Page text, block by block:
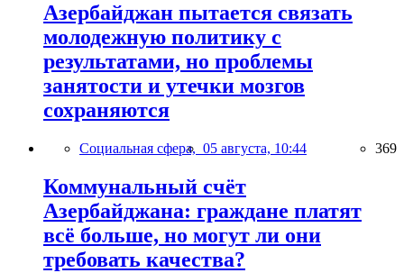
Азербайджан пытается связать
молодежную политику с
результатами, но проблемы
занятости и утечки мозгов
сохраняются
Социальная сфера, 05 августа, 10:44 369
Коммунальный счёт
Азербайджана: граждане платят
всё больше, но могут ли они
требовать качества?